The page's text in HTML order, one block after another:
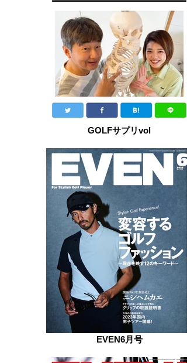
GOLFサプリvol
EVEN6月号